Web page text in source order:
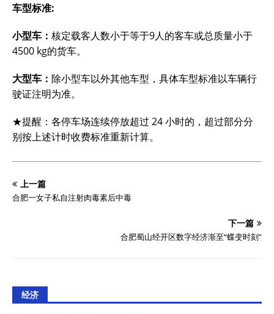
车型标准:
小型车： 核定载客人数小于等于9人的客车或总质量小于
4500 kg的货车。
大型车： 除小型车以外其他车型，具体车型标准以车辆行
驶证注明为准。
★提醒：各停车场连续停放超过 24 小时的，超过部分分
别按上述计时收费标准重新计算。
上一篇
合肥一女子私自注射肉毒素后中毒
下一篇
合肥蜀山经开区数字经济渐至“蝶变时刻”
经济